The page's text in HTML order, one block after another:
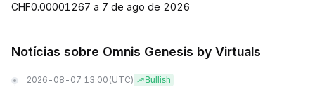
CHF0.00001267 a 7 de ago de 2026
Notícias sobre Omnis Genesis by Virtuals
2026-08-07 13:00 (UTC) Bullish